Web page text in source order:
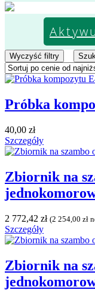
Wyczyść filtry
Próbka
40,00 zł
Szczegóły
Zbiornik na
2 772,42 zł (2 254,00 zł
Szczegóły
Zbiornik na